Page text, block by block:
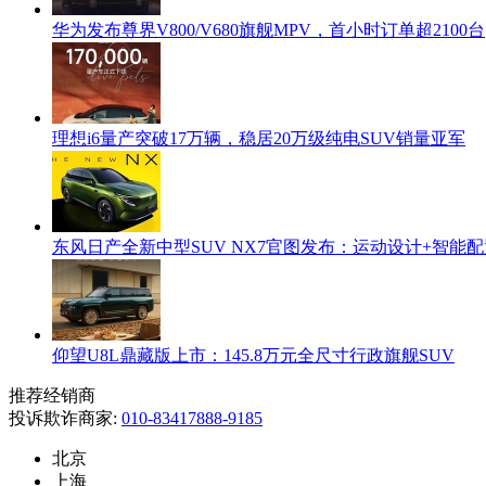
华为发布尊界V800/V680旗舰MPV，首小时订单超2100台
理想i6量产突破17万辆，稳居20万级纯电SUV销量亚军
东风日产全新中型SUV NX7官图发布：运动设计+智能
仰望U8L鼎藏版上市：145.8万元全尺寸行政旗舰SUV
推荐经销商
投诉欺诈商家: 010-83417888-9185
北京
上海